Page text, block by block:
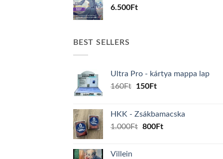
6.500Ft
BEST SELLERS
Ultra Pro - kártya mappa lap
160Ft
Original
160Ft.
150FtCurrent
150Ft.
HKK - Zsákbamacska
1.000Ft Original
800FtCurrent
Villein